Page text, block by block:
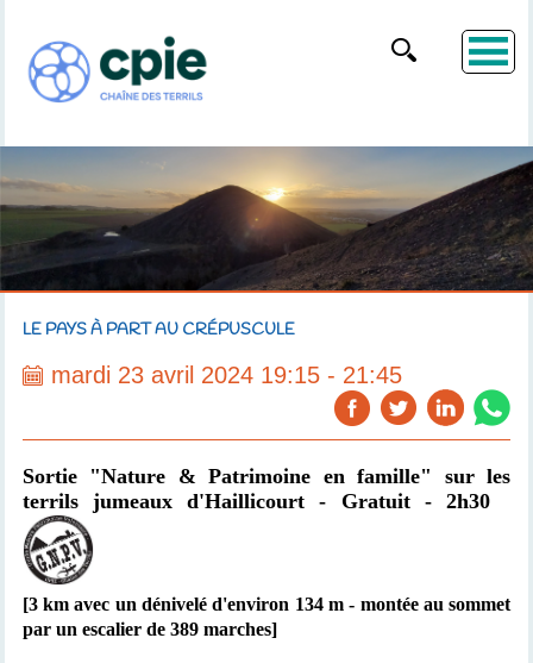
LE PAYS À PART AU CRÉPUSCULE
mardi 23 avril 2024 19:15 - 21:45
Sortie "Nature & Patrimoine en famille" sur les
terrils jumeaux d'Haillicourt - Gratuit - 2h30
[3 km avec un dénivelé d'environ 134 m - montée au sommet
par un escalier de 389 marches]